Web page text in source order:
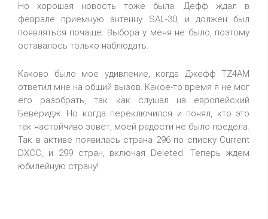
Но хорошая новость тоже была. Дефф ждал в
феврале приемную антенну SAL-30, и должен был
появляться почаще. Выбора у меня не было, поэтому
оставалось только наблюдать.
Каково было мое удивление, когда Джефф TZ4AM
ответил мне на общий вызов. Какое-то время я не мог
его разобрать, так как слушал на европейский
Беверидж. Но когда переключился и понял, кто это
так настойчиво зовет, моей радости не было предела.
Так в активе появилась страна 296 по списку Current
DXCC, и 299 стран, включая Deleted. Теперь ждем
юбилейную страну!